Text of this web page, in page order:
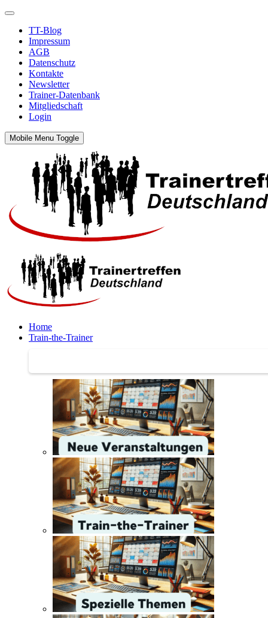
TT-Blog
Impressum
AGB
Datenschutz
Kontakte
Newsletter
Trainer-Datenbank
Mitgliedschaft
Login
Mobile Menu Toggle
Home
Train-the-Trainer